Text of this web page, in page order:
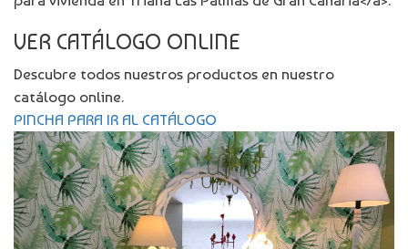
VER CATÁLOGO ONLINE
Descubre todos nuestros productos en nuestro
catálogo online.
PINCHA PARA IR AL CATÁLOGO